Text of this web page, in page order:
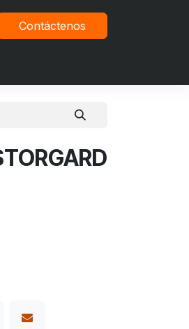
Contáctenos